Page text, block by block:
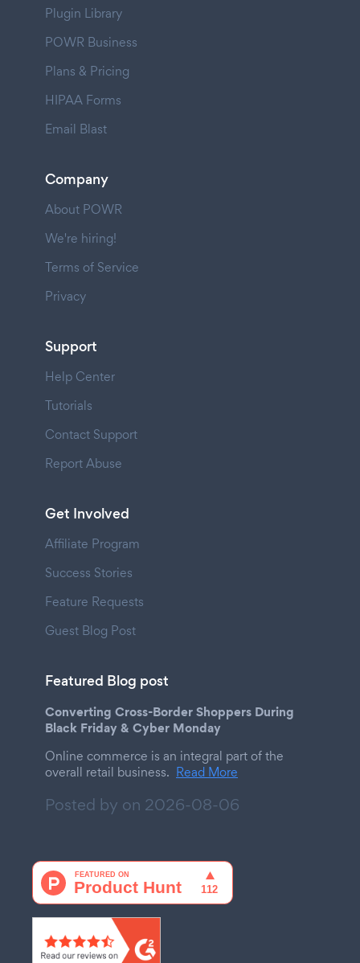
Plugin Library
POWR Business
Plans & Pricing
HIPAA Forms
Email Blast
Company
About POWR
We're hiring!
Terms of Service
Privacy
Support
Help Center
Tutorials
Contact Support
Report Abuse
Get Involved
Affiliate Program
Success Stories
Feature Requests
Guest Blog Post
Featured Blog post
Converting Cross-Border Shoppers During
Black Friday & Cyber Monday
Online commerce is an integral part of the
overall retail business. Read More
Posted by on 2026-08-06